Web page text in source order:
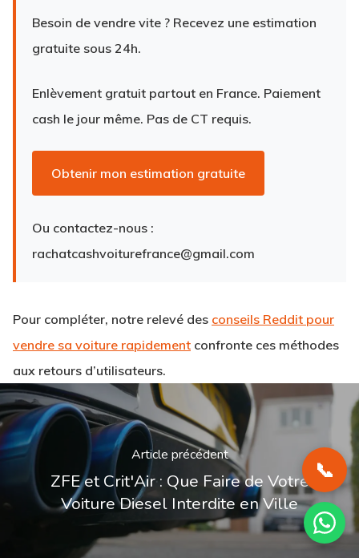
Besoin de vendre vite ? Recevez une estimation
gratuite sous 24h.
Enlèvement gratuit partout en France. Paiement
cash le jour même. Pas de CT requis.
Obtenir mon estimation gratuite
Ou contactez-nous :
rachatcashvoiturefrance@gmail.com
Pour compléter, notre relevé des conseils Reddit pour
vendre sa voiture rapidement confronte ces méthodes
aux retours d’utilisateurs.
Article précédent
ZFE et Crit'Air : Que Faire de Votre
Voiture Diesel Interdite en Ville
📞